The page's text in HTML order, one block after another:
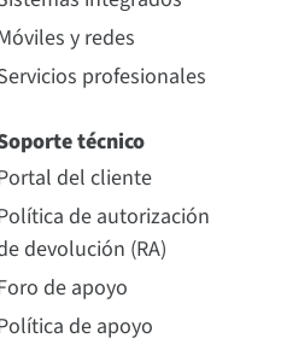
y redes
profesionales
técnico
del cliente
de autorización
devolución (RA)
de apoyo
de apoyo